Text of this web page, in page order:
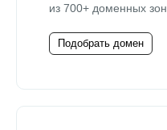
из 700+ доменных зон.
Подобрать домен